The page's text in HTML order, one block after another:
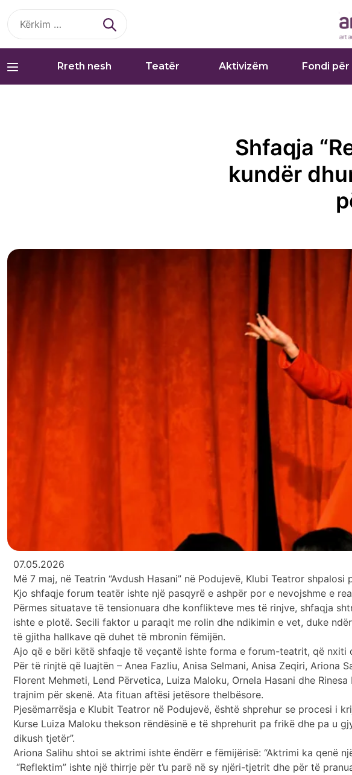
Kërko
për:
Rreth nesh Teatër Aktivizëm Fondi
Shfaqja
kundër
07.05.2026
Më 7 maj, në Teatrin “Avdush Hasani” në Podujevë, Klubi Teatror
Kjo shfaqje forum teatër ishte një pasqyrë e ashpër por e nevojshme e
Përmes situatave të tensionuara dhe konflikteve mes të rinjve, shfaqja
ishte e plotë. Secili faktor u paraqit me rolin dhe ndikimin e vet, duke
të gjitha hallkave që duhet të mbronin fëmijën.
Ajo që e bëri këtë shfaqje të veçantë ishte forma e forum-teatrit, që nxiti
Për të rinjtë që luajtën – Anea Fazliu, Anisa Selmani, Anisa Zeqiri, Ariona
Florent Mehmeti, Lend Përvetica, Luiza Maloku, Ornela Hasani dhe
trajnim për skenë. Ata fituan aftësi jetësore thelbësore.
Pjesëmarrësja e Klubit Teatror në Podujevë, është shprehur se procesi i
Kurse Luiza Maloku thekson rëndësinë e të shprehurit pa frikë dhe pa u
dikush tjetër”.
Ariona Salihu shtoi se aktrimi ishte ëndërr e fëmijërisë: “Aktrimi ka qenë
“Reflektim” ishte një thirrje për t’u parë në sy njëri-tjetrit dhe për të